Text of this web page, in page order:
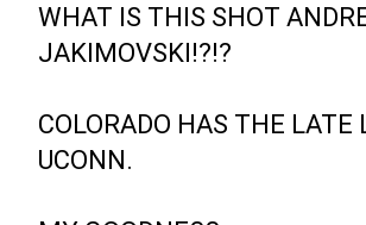
WHAT IS THIS SHOT
JAKIMOVSKI!?!?
COLORADO HAS THE LATE
UCONN.